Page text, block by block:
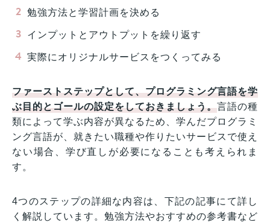
勉強方法と学習計画を決める
インプットとアウトプットを繰り返す
実際にオリジナルサービスをつくってみる
ファーストステップとして、プログラミング言語を学
ぶ目的とゴールの設定をしておきましょう。言語の種
類によって学ぶ内容が異なるため、学んだプログラミ
ング言語が、就きたい職種や作りたいサービスで使え
ない場合、学び直しが必要になることも考えられま
す。
4つのステップの詳細な内容は、下記の記事にて詳し
く解説しています。勉強方法やおすすめの参考書など